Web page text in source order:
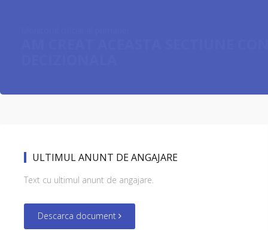
ULTIMUL ANUNT DE ANGAJARE
Text cu ultimul anunt de angajare.
Descarca document